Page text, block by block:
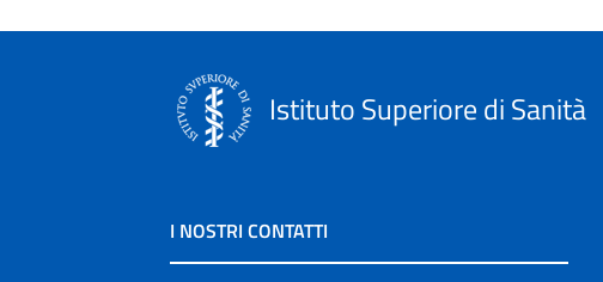
Istituto Superiore di Sanità
I NOSTRI CONTATTI